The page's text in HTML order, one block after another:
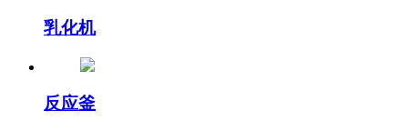
乳化机
反应釜